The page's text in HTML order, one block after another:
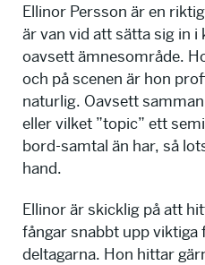
Ellinor Persson är en
är van vid att sätta sig in i
oavsett ämnesområde.
och på scenen är hon
naturlig. Oavsett
eller vilket ”topic” ett
bord-samtal än har, så
hand.
Ellinor är skicklig på att
fångar snabbt upp
deltagarna. Hon hittar